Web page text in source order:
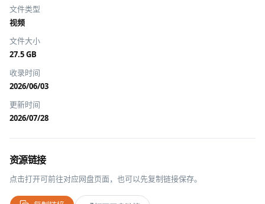
文件类型
视频
文件大小
27.5 GB
收录时间
2026/06/03
更新时间
2026/07/28
资源链接
点击打开可前往对应网盘页面，也可以先复制链接保存。